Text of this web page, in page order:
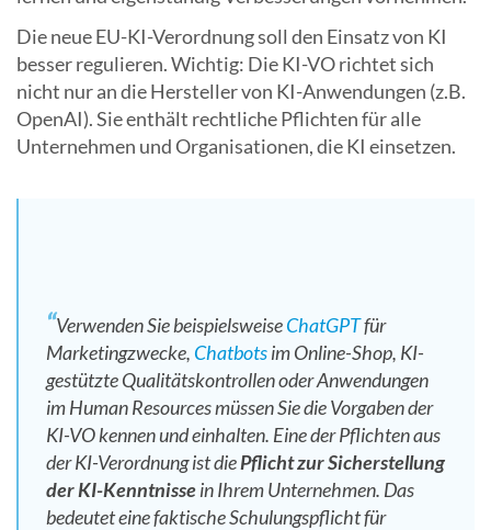
Die neue EU-KI-Verordnung soll den Einsatz von KI
besser regulieren. Wichtig: Die KI-VO richtet sich
nicht nur an die Hersteller von KI-Anwendungen (z.B.
OpenAI). Sie enthält rechtliche Pflichten für alle
Unternehmen und Organisationen, die KI einsetzen.
Verwenden Sie beispielsweiseChatGPTfür
Marketingzwecke, Chatbotsim Online-Shop, KI-
gestützte Qualitätskontrollen oder Anwendungen
im Human Resources müssen Sie die Vorgaben der
KI-VO kennen und einhalten. Eine der Pflichten aus
der KI-Verordnung ist diePflicht zur Sicherstellung
der KI-Kenntnissein Ihrem Unternehmen. Das
bedeutet eine faktische Schulungspflicht für